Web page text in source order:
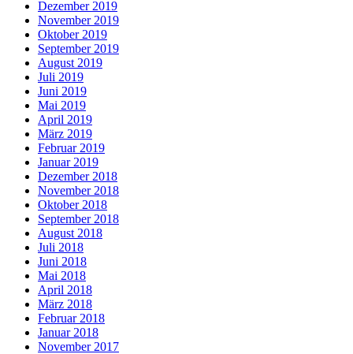
Dezember 2019
November 2019
Oktober 2019
September 2019
August 2019
Juli 2019
Juni 2019
Mai 2019
April 2019
März 2019
Februar 2019
Januar 2019
Dezember 2018
November 2018
Oktober 2018
September 2018
August 2018
Juli 2018
Juni 2018
Mai 2018
April 2018
März 2018
Februar 2018
Januar 2018
November 2017